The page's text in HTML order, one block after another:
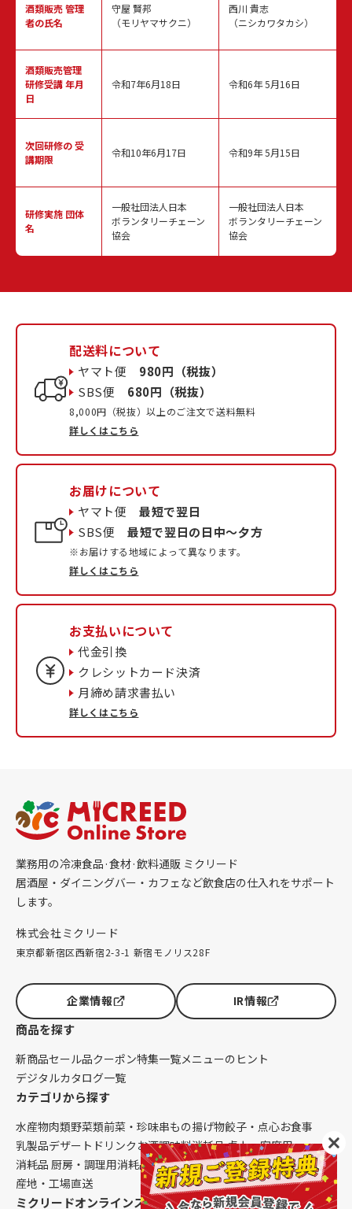
酒類販売管理
者の氏名
酒類販売管理
研修受講 年月
日
次回研修の受
講期限
研修実施 団体
名
守屋 賢邦
（モリヤマサクニ）
令和7年6月18日
令和10年6月17日
一般社団法人日本
ボランタリーチェーン
協会
西川 貴志
（ニシカワタカシ）
令和6年 5月16日
令和9年 5月15日
一般社団法人日本
ボランタリーチェーン
協会
配送料について
ヤマト便 980円（税抜）
SBS便 680円（税抜）
8,000円（税抜）以上のご注文で送料無料
詳しくはこちら
お届けについて
ヤマト便最短で翌日
SBS便最短で翌日の日中〜夕方
※お届けする地域によって異なります。
詳しくはこちら
お支払いについて
代金引換
クレシットカード決済
月締め請求書払い
詳しくはこちら
業務用の冷凍食品·食材·飲料通販 ミクリード
居酒屋・ダイニングバー・カフェなど飲食店の仕入れをサポート
します。
株式会社ミクリード
東京都新宿区西新宿2-3-1 新宿モノリス28F
企業情報 IR情報
商品を探す
新商品セール品クーポン特集一覧メニューのヒント
デジタルカタログ一覧
カテゴリから探す
水産物肉類野菜類前菜・珍味串もの揚げ物餃子・点心お食事
乳製品デザート ドリンク お酒調味料消耗品 卓上・客席用
消耗品 厨房・調理用消耗品 クレンリネス生鮮品（配送便限定）
産地・工場直送
ミクリードオンラインストアについて